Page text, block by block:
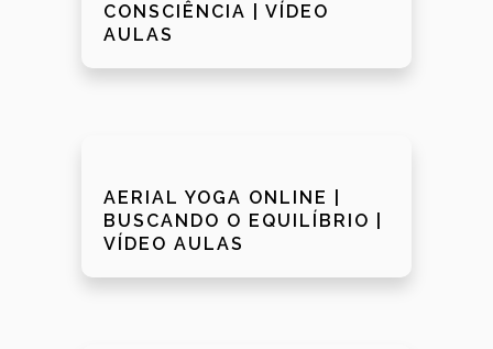
CONSCIÊNCIA | VÍDEO
AULAS
AERIAL YOGA ONLINE |
BUSCANDO O EQUILÍBRIO |
VÍDEO AULAS